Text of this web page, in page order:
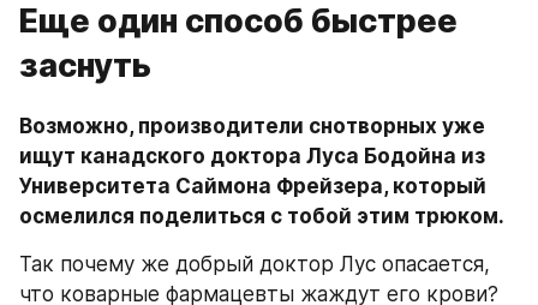
Еще один способ быстрее
заснуть
Возможно, производители снотворных уже
ищут канадского доктора Луса Бодойна из
Университета Саймона Фрейзера, который
осмелился поделиться с тобой этим трюком.
Так почему же добрый доктор Лус опасается,
что коварные фармацевты жаждут его крови?